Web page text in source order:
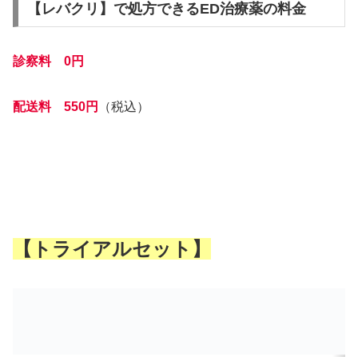
【レバクリ】で処方できるED治療薬の料金
診察料 0円
配送料 550円 （税込）
【トライアルセット】